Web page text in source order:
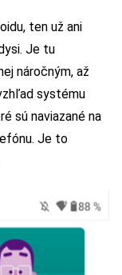
ten už ani
Je tu
náročným, až
systému
sú naviazané na
Je to